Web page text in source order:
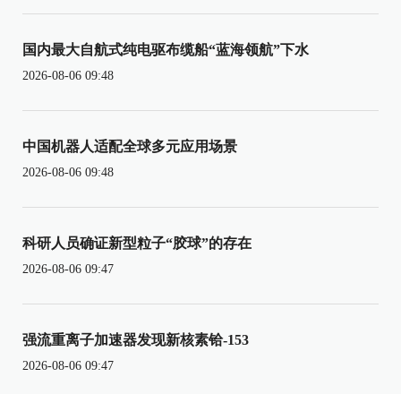
国内最大自航式纯电驱布缆船“蓝海领航”下水
2026-08-06 09:48
中国机器人适配全球多元应用场景
2026-08-06 09:48
科研人员确证新型粒子“胶球”的存在
2026-08-06 09:47
强流重离子加速器发现新核素铪-153
2026-08-06 09:47